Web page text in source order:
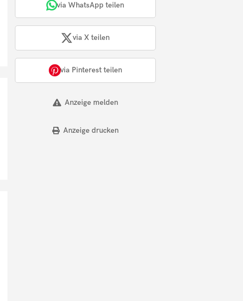
via WhatsApp teilen
via X teilen
via Pinterest teilen
Anzeige melden
Anzeige drucken